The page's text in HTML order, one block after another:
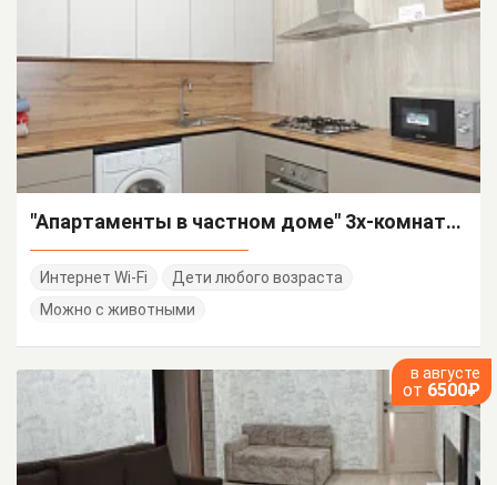
"Апартаменты в частном доме" 3х-комнатная квартира
Интернет Wi-Fi
Дети любого возраста
Можно с животными
в августе
от 6500₽